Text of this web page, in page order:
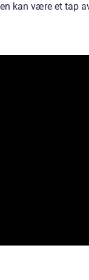
kan være et tap